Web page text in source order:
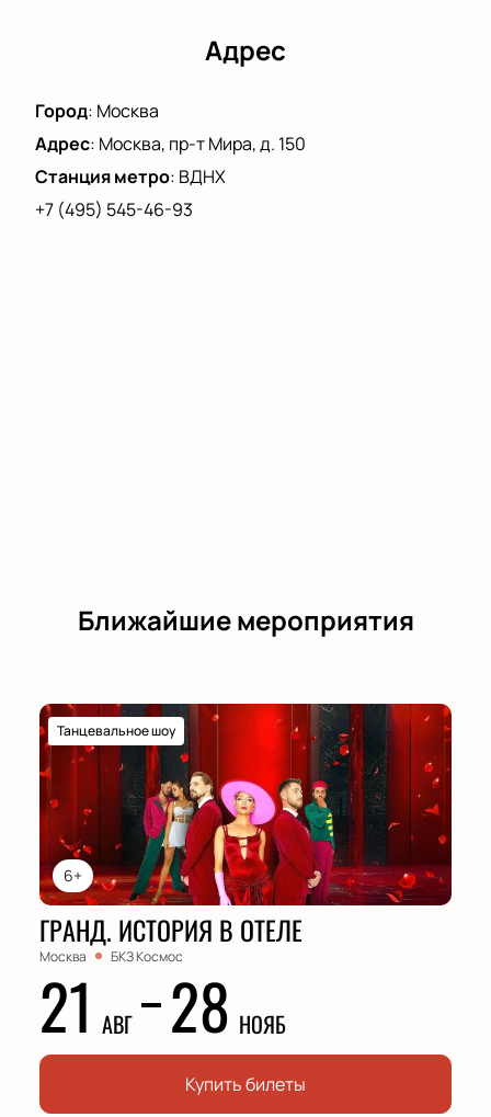
Почувствуйте атмосферу большого концерта и
известных исполнителей России.
Адрес
Город: Москва
Адрес: Москва, пр-т Мира, д. 150
Станция метро: ВДНХ
+7 (495) 545-46-93
Ближайшие мероприятия
6+
Танцевальное шоу
ГРАНД. ИСТОРИЯ В ОТЕЛЕ
Москва БКЗ Космос
21 АВГ 28 НОЯБ
Купить билеты